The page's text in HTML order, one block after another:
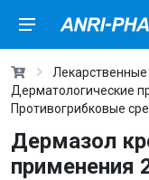
Лекарственные
Дерматологические
Противогрибковые
Дермазол
применения